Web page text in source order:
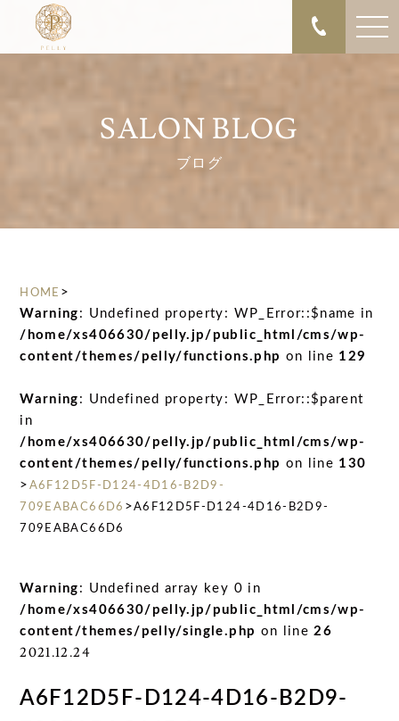
SALON BLOG
ブログ
HOME >
Warning : Undefined property: WP_Error::$name in
/home/xs406630/pelly.jp/public_html/cms/wp-
content/themes/pelly/functions.php on line 129
Warning : Undefined property: WP_Error::$parent
in
/home/xs406630/pelly.jp/public_html/cms/wp-
content/themes/pelly/functions.php on line 130
> A6F12D5F-D124-4D16-B2D9-
709EABAC66D6 >A6F12D5F-D124-4D16-B2D9-
709EABAC66D6
Warning : Undefined array key 0 in
/home/xs406630/pelly.jp/public_html/cms/wp-
content/themes/pelly/single.php on line26
2021.12.24
A6F12D5F-D124-4D16-B2D9-